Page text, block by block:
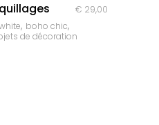
€ 29,00
, boho chic,
de décoration